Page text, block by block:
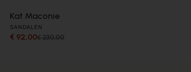
Kat Maconie
SANDALEN
€ 92,00€ 230,00